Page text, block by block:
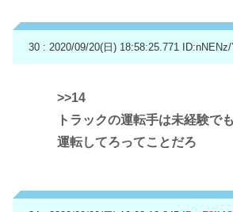
30 : 2020/09/20(日) 18:58:25.771
>>14
トラックの運転手は未経験で
運転してろってことだろ